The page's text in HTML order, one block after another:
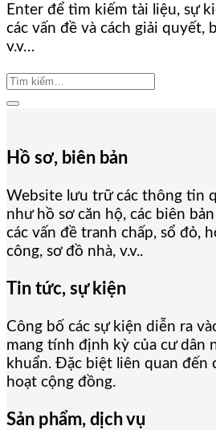
Enter để tìm kiếm tài liệu, sự
các vấn đề và cách giải quyết,
v.v…
Hồ sơ, biên bản
Website lưu trữ các thông tin
như hồ sơ căn hộ, các biên
các vấn đề tranh chấp, sổ đỏ,
công, sơ đồ nhà, v.v..
Tin tức, sự kiện
Công bố các sự kiện diễn ra
mang tính định kỳ của cư dân
khuẩn. Đặc biệt liên quan đến
hoạt cộng đồng.
Sản phẩm, dịch vụ